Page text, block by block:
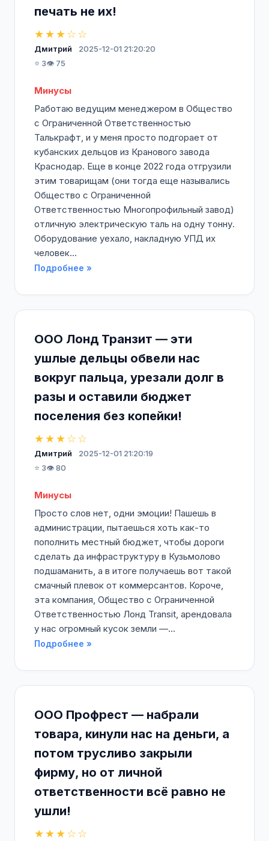
печать не их!
★★★☆☆
Дмитрий
2025-12-01 21:20:20
⭐ 3👁️ 75
Минусы
Работаю ведущим менеджером в Общество
с Ограниченной Ответственностью
Талькрафт, и у меня просто подгорает от
кубанских дельцов из Кранового завода
Краснодар. Еще в конце 2022 года отгрузили
этим товарищам (они тогда еще назывались
Общество с Ограниченной
Ответственностью Многопрофильный завод)
отличную электрическую таль на одну тонну.
Оборудование уехало, накладную УПД их
человек...
Подробнее »
ООО Лонд Транзит — эти
ушлые дельцы обвели нас
вокруг пальца, урезали долг в
разы и оставили бюджет
поселения без копейки!
★★★☆☆
Дмитрий
2025-12-01 21:20:19
⭐ 3👁️ 80
Минусы
Просто слов нет, одни эмоции! Пашешь в
администрации, пытаешься хоть как-то
пополнить местный бюджет, чтобы дороги
сделать да инфраструктуру в Кузьмолово
подшаманить, а в итоге получаешь вот такой
смачный плевок от коммерсантов. Короче,
эта компания, Общество с Ограниченной
Ответственностью Лонд Transit, арендовала
у нас огромный кусок земли —...
Подробнее »
ООО Профрест — набрали
товара, кинули нас на деньги, а
потом трусливо закрыли
фирму, но от личной
ответственности всё равно не
ушли!
★★★☆☆